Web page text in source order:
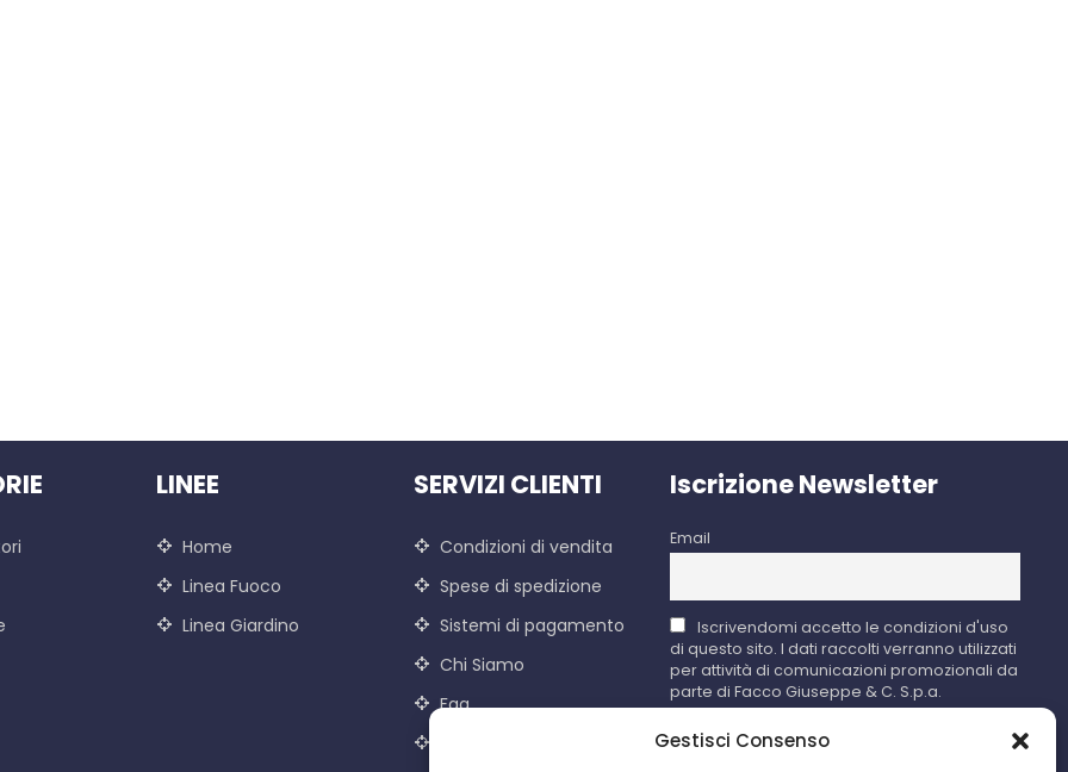
Gestisci Consenso
LINEE
Home
Linea Fuoco
Linea Giardino
SERVIZI CLIENTI
Condizioni di vendita
Spese di spedizione
Sistemi di pagamento
Chi Siamo
Faq
Iscrizione Newsletter
Email
Iscrivendomi accetto le condizioni d'uso
di questo sito. I dati raccolti verranno utilizzati
per attività di comunicazioni promozionali da
parte di Facco Giuseppe & C. S.p.a.